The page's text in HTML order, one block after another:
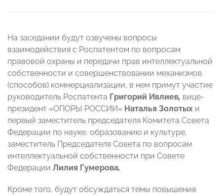
На заседании будут озвучены вопросы
взаимодействия с Роспатентом по вопросам
правовой охраны и передачи прав интеллектуальной
собственности и совершенствовании механизмов
(способов) коммерциализации, в нем примут участие
руководитель Роспатента Григорий Ивлиев, вице-
президент «ОПОРЫ РОССИИ» Наталья Золотых и
первый заместитель председателя Комитета Совета
Федерации по науке, образованию и культуре,
заместитель Председателя Совета по вопросам
интеллектуальной собственности при Совете
Федерации Лилия Гумерова.
Кроме того, будут обсуждаться темы повышения